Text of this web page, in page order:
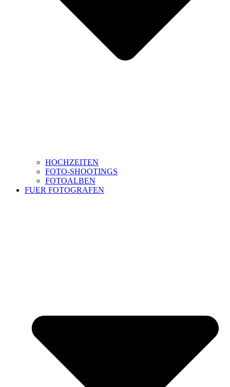
HOCHZEITEN
FOTO-SHOOTINGS
FOTOALBEN
FUER FOTOGRAFEN